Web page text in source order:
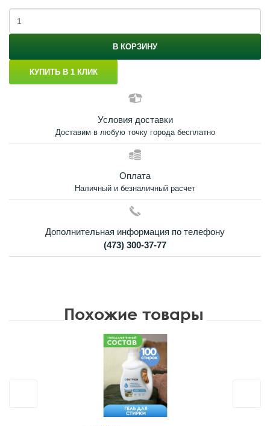
В КОРЗИНУ
КУПИТЬ В 1 КЛИК
Условия доставки
Доставим в любую точку города бесплатно
Оплата
Наличный и безналичный расчет
Дополнительная информация по телефону
(473) 300-37-77
Похожие товары